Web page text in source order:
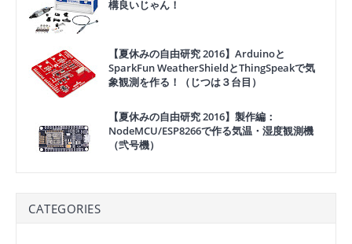
構良いじゃん！
【夏休みの自由研究 2016】Arduinoと
SparkFun WeatherShieldとThingSpeakで気
象観測を作る！（じつは３台目）
【夏休みの自由研究 2016】製作編：
NodeMCU/ESP8266で作る気温・湿度観測機
（弐号機）
CATEGORIES